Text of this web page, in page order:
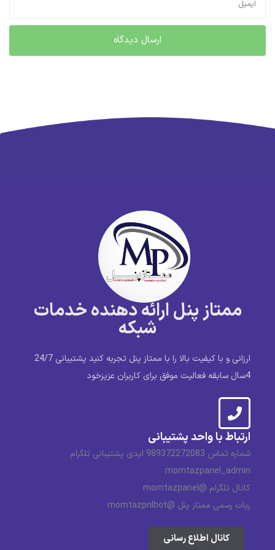
ممتاز پنل ارائه دهنده خدمات
شبکه
ارزانی و با کیفیت بالا را با ممتاز پنل تجربه کنید پشتیبانی 24/7
4سال سابقه فعالیت موفق برای کاربران عزیزخود
ارتباط با واحد پشتیبانی
شماره تماس 989372272083 ایدی پشتیبانی تلگرام
momtazpanel_admin
کانال تلگرام @momtazpanel
ربات رسمی ممتاز پنل @momtazpnlbot
کانال اطلاع رسانی